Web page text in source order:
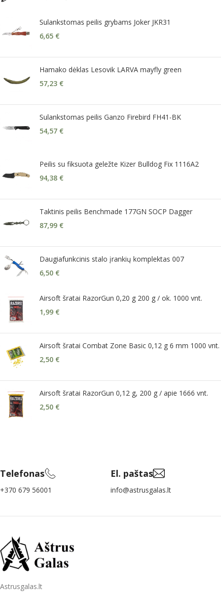
Sulankstomas peilis grybams Joker JKR31
6,65 €
Hamako dėklas Lesovik LARVA mayfly green
57,23 €
Sulankstomas peilis Ganzo Firebird FH41-BK
54,57 €
Peilis su fiksuota geležte Kizer Bulldog Fix 1116A2
94,38 €
Taktinis peilis Benchmade 177GN SOCP Dagger
87,99 €
Daugiafunkcinis stalo įrankių komplektas 007
6,50 €
Airsoft šratai RazorGun 0,20 g 200 g / ok. 1000 vnt.
1,99 €
Airsoft šratai Combat Zone Basic 0,12 g 6 mm 1000 vnt.
2,50 €
Airsoft šratai RazorGun 0,12 g, 200 g / apie 1666 vnt.
2,50 €
Telefonas
+370 679 56001
El. paštas
info@astrusgalas.lt
Astrusgalas.lt